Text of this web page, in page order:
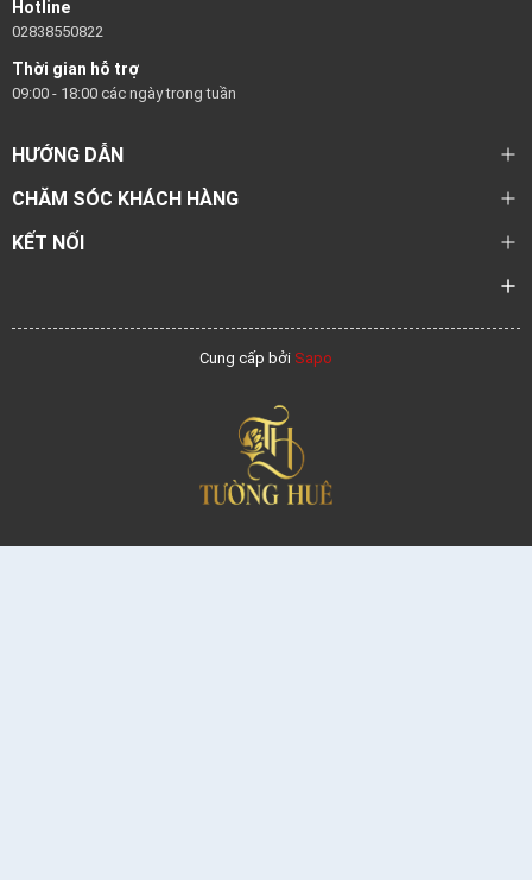
Hotline
02838550822
Thời gian hỗ trợ
09:00 - 18:00 các ngày trong tuần
HƯỚNG DẪN
CHĂM SÓC KHÁCH HÀNG
KẾT NỐI
Cung cấp bởi Sapo